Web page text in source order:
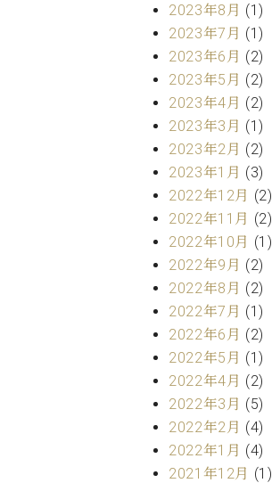
2023年8月 (1)
2023年7月 (1)
2023年6月 (2)
2023年5月 (2)
2023年4月 (2)
2023年3月 (1)
2023年2月 (2)
2023年1月 (3)
2022年12月 (2)
2022年11月 (2)
2022年10月 (1)
2022年9月 (2)
2022年8月 (2)
2022年7月 (1)
2022年6月 (2)
2022年5月 (1)
2022年4月 (2)
2022年3月 (5)
2022年2月 (4)
2022年1月 (4)
2021年12月 (1)